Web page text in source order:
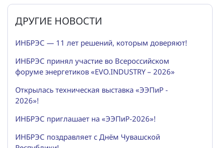
ДРУГИЕ НОВОСТИ
ИНБРЭС — 11 лет решений, которым доверяют!
ИНБРЭС принял участие во Всероссийском
форуме энергетиков «EVO.INDUSTRY – 2026»
Открылась техническая выставка «ЭЭПиР -
2026»!
ИНБРЭС приглашает на «ЭЭПиР-2026»!
ИНБРЭС поздравляет с Днём Чувашской